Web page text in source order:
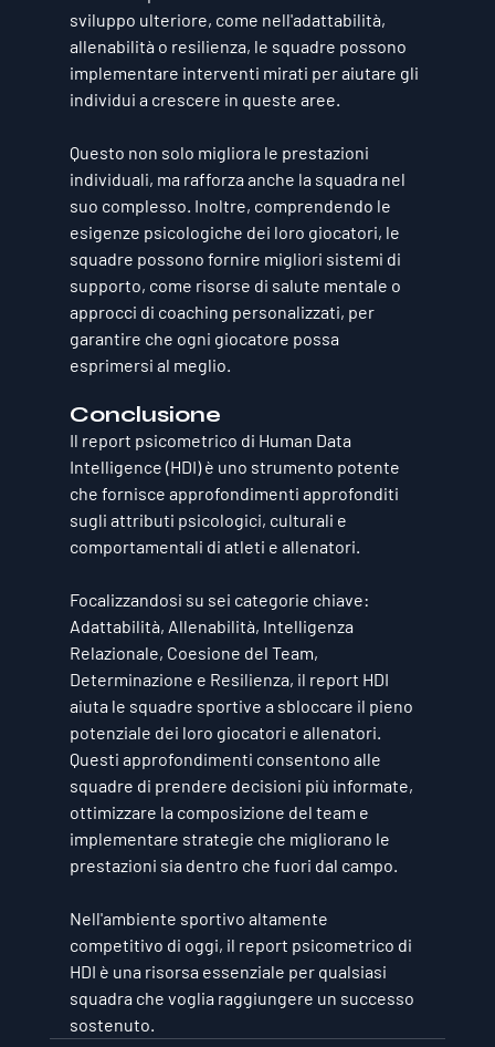
sviluppo ulteriore, come nell'adattabilità,
allenabilità o resilienza, le squadre possono
implementare interventi mirati per aiutare gli
individui a crescere in queste aree.
Questo non solo migliora le prestazioni
individuali, ma rafforza anche la squadra nel
suo complesso. Inoltre, comprendendo le
esigenze psicologiche dei loro giocatori, le
squadre possono fornire migliori sistemi di
supporto, come risorse di salute mentale o
approcci di coaching personalizzati, per
garantire che ogni giocatore possa
esprimersi al meglio.
Conclusione
Il report psicometrico di Human Data
Intelligence (HDI) è uno strumento potente
che fornisce approfondimenti approfonditi
sugli attributi psicologici, culturali e
comportamentali di atleti e allenatori.
Focalizzandosi su sei categorie chiave:
Adattabilità, Allenabilità, Intelligenza
Relazionale, Coesione del Team,
Determinazione e Resilienza, il report HDI
aiuta le squadre sportive a sbloccare il pieno
potenziale dei loro giocatori e allenatori.
Questi approfondimenti consentono alle
squadre di prendere decisioni più informate,
ottimizzare la composizione del team e
implementare strategie che migliorano le
prestazioni sia dentro che fuori dal campo.
Nell'ambiente sportivo altamente
competitivo di oggi, il report psicometrico di
HDI è una risorsa essenziale per qualsiasi
squadra che voglia raggiungere un successo
sostenuto.